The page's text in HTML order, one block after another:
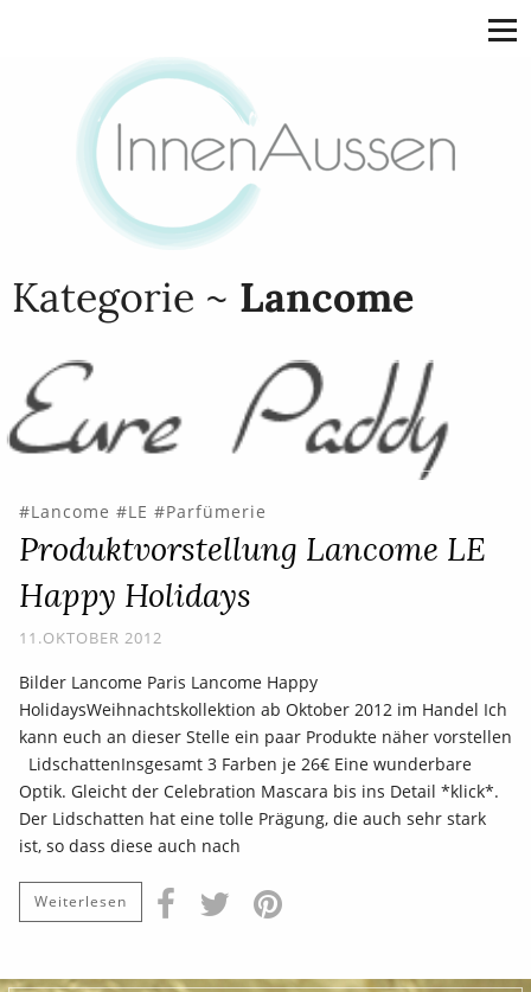
Kategorie ~ Lancome
Lancome LE Parfümerie
Produktvorstellung Lancome LE
Happy Holidays
11.OKTOBER 2012
Bilder Lancome Paris Lancome Happy
HolidaysWeihnachtskollektion ab Oktober 2012 im Handel Ich
kann euch an dieser Stelle ein paar Produkte näher vorstellen
LidschattenInsgesamt 3 Farben je 26€ Eine wunderbare
Optik. Gleicht der Celebration Mascara bis ins Detail *klick*.
Der Lidschatten hat eine tolle Prägung, die auch sehr stark
ist, so dass diese auch nach
Weiterlesen